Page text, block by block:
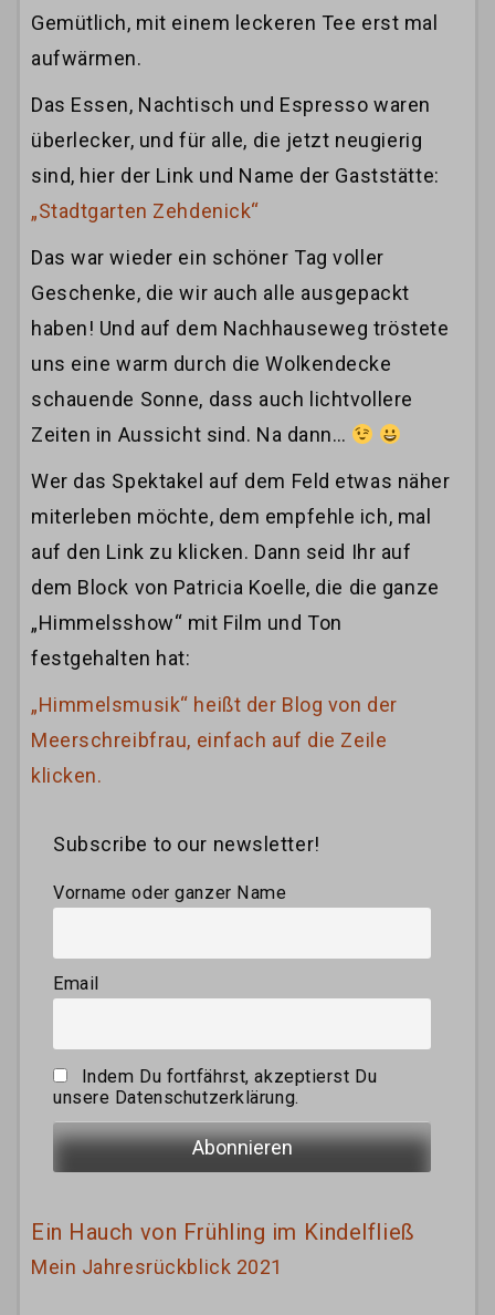
Gemütlich, mit einem leckeren Tee erst mal
aufwärmen.
Das Essen, Nachtisch und Espresso waren
überlecker, und für alle, die jetzt neugierig
sind, hier der Link und Name der Gaststätte:
„Stadtgarten Zehdenick“
Das war wieder ein schöner Tag voller
Geschenke, die wir auch alle ausgepackt
haben! Und auf dem Nachhauseweg tröstete
uns eine warm durch die Wolkendecke
schauende Sonne, dass auch lichtvollere
Zeiten in Aussicht sind. Na dann…
Wer das Spektakel auf dem Feld etwas näher
miterleben möchte, dem empfehle ich, mal
auf den Link zu klicken. Dann seid Ihr auf
dem Block von Patricia Koelle, die die ganze
„Himmelsshow“ mit Film und Ton
festgehalten hat:
„Himmelsmusik“ heißt der Blog von der
Meerschreibfrau, einfach auf die Zeile
klicken.
Subscribe to our newsletter!
Vorname oder ganzer Name
Email
Indem Du fortfährst, akzeptierst Du
unsere Datenschutzerklärung.
Ein Hauch von Frühling im Kindelfließ
Mein Jahresrückblick 2021